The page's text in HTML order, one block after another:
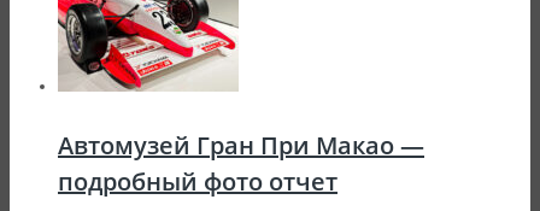
Автомузей Гран При Макао —
подробный фото отчет